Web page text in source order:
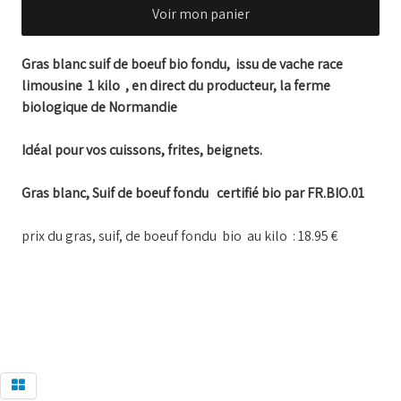
Voir mon panier
Gras blanc suif de boeuf bio fondu, issu de vache race
limousine 1 kilo , en direct du producteur, la ferme
biologique de Normandie
Idéal pour vos cuissons, frites, beignets.
Gras blanc, Suif de boeuf fondu certifié bio par FR.BIO.01
prix du gras, suif, de boeuf fondu bio au kilo : 18.95 €